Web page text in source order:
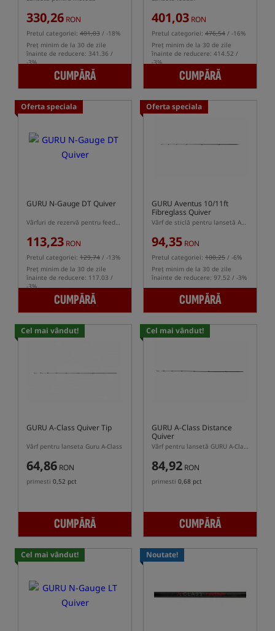
330,26 RON
Pretul categoriei: 401,03 / -18%
Preț minim de la 30 de zile
înainte de reducere: 341.36 /
-3%
CUMPĂRĂ
401,03 RON
Pretul categoriei: 476,54 / -16%
Preț minim de la 30 de zile
înainte de reducere: 414.52 /
-3%
CUMPĂRĂ
Oferta speciala
GURU N-Gauge DT Quiver
Vârfuri de rezervă pentru feeder GURU N-Gauge Pro Distance
113,23 RON
Pretul categoriei: 129,74 / -13%
Preț minim de la 30 de zile
înainte de reducere: 117.03 /
-3%
CUMPĂRĂ
Oferta speciala
GURU Aventus 10/11ft
Fibreglass Quiver
Vârf de sticlă pentru lansetă Aventus 10/11ft
94,35 RON
Pretul categoriei: 100,25 / -6%
Preț minim de la 30 de zile
înainte de reducere: 97.52 / -3%
CUMPĂRĂ
Cel mai vândut!
GURU A-Class Quiver Tip
Vârf pentru lanseta Guru A-Class
64,86 RON
primesti 0,52 pct
CUMPĂRĂ
Cel mai vândut!
GURU A-Class Distance
Quiver
Vârf pentru lansetă GURU A-Class Distance
84,92 RON
primesti 0,68 pct
CUMPĂRĂ
Cel mai vândut! Noutate!